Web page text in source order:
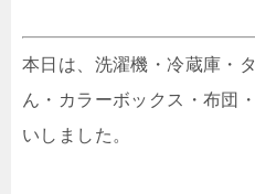
本日は、洗濯機・冷蔵庫・
ん・カラーボックス・布団
いしました。